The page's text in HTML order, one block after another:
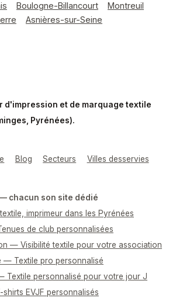
Boulogne-Billancourt
Montreuil
Asnières-sur-Seine
d'impression et de marquage textile
Pyrénées).
Blog Secteurs
Villes desservies
chacun son site dédié
imprimeur dans les Pyrénées
de club personnalisées
— Visibilité textile pour votre association
— Textile pro personnalisé
Textile personnalisé pour votre jour J
EVJF personnalisés